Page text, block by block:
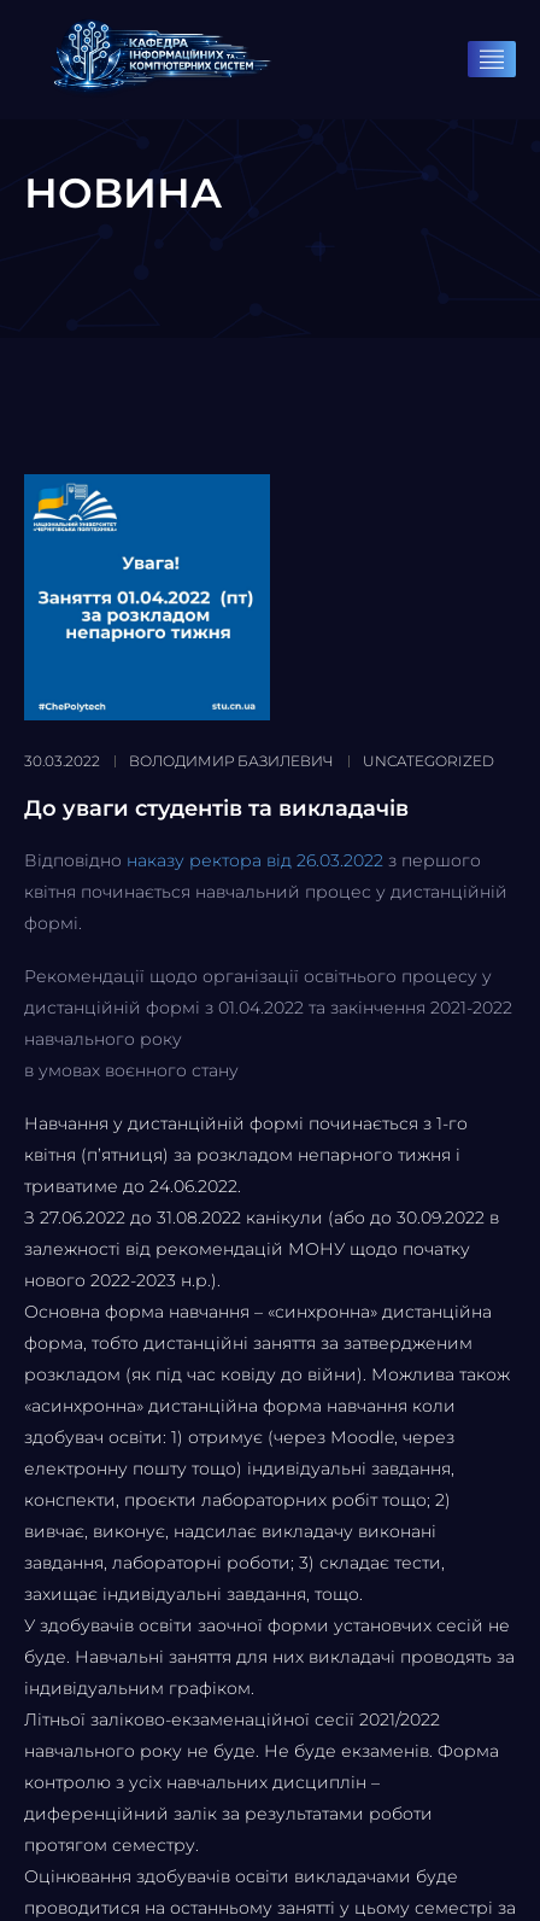
НОВИНА
30.03.2022 ВОЛОДИМИР БАЗИЛЕВИЧ UNCATEGORIZED
До уваги студентів та викладачів
Відповідно наказу ректора від 26.03.2022 з першого
квітня починається навчальний процес у дистанційній
формі.
Рекомендації щодо організації освітнього процесу у
дистанційній формі з 01.04.2022 та закінчення 2021-2022
навчального року
в умовах воєнного стану
Навчання у дистанційній формі починається з 1-го
квітня (п’ятниця) за розкладом непарного тижня і
триватиме до 24.06.2022.
З 27.06.2022 до 31.08.2022 канікули (або до 30.09.2022 в
залежності від рекомендацій МОНУ щодо початку
нового 2022-2023 н.р.).
Основна форма навчання – «синхронна» дистанційна
форма, тобто дистанційні заняття за затвердженим
розкладом (як під час ковіду до війни). Можлива також
«асинхронна» дистанційна форма навчання коли
здобувач освіти: 1) отримує (через Мoodle, через
електронну пошту тощо) індивідуальні завдання,
конспекти, проєкти лабораторних робіт тощо; 2)
вивчає, виконує, надсилає викладачу виконані
завдання, лабораторні роботи; 3) складає тести,
захищає індивідуальні завдання, тощо.
У здобувачів освіти заочної форми установчих сесій не
буде. Навчальні заняття для них викладачі проводять за
індивідуальним графіком.
Літньої заліково-екзаменаційної сесії 2021/2022
навчального року не буде. Не буде екзаменів. Форма
контролю з усіх навчальних дисциплін –
диференційний залік за результатами роботи
протягом семестру.
Оцінювання здобувачів освіти викладачами буде
проводитися на останньому занятті у цьому семестрі за